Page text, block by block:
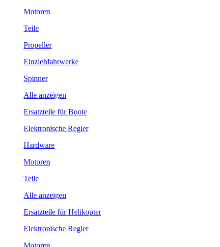
Motoren
Teile
Propeller
Einziehfahrwerke
Spinner
Alle anzeigen
Ersatzteile für Boote
Elektronische Regler
Hardware
Motoren
Teile
Alle anzeigen
Ersatzteile für Helikopter
Elektronische Regler
Motoren